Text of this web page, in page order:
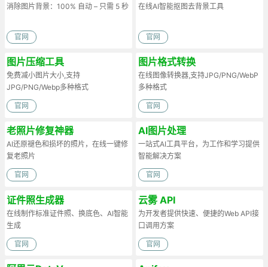
消除图片背景：100% 自动 – 只需 5 秒
官网
在线AI智能抠图去背景工具
官网
图片压缩工具
免费减小图片大小,支持
JPG/PNG/Webp多种格式
官网
图片格式转换
在线图像转换器,支持JPG/PNG/WebP
多种格式
官网
老照片修复神器
AI还原褪色和损坏的照片，在线一键修
复老照片
官网
AI图片处理
一站式AI工具平台，为工作和学习提供
智能解决方案
官网
证件照生成器
在线制作标准证件照、换底色、AI智能
生成
官网
云雾 API
为开发者提供快速、便捷的Web API接
口调用方案
官网